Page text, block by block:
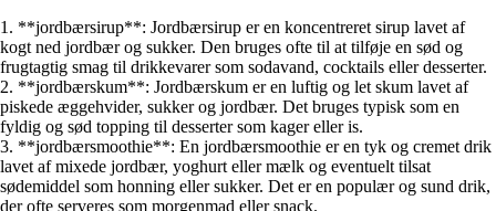
1. **jordbærsirup**: Jordbærsirup er en koncentreret sirup lavet af
kogt ned jordbær og sukker. Den bruges ofte til at tilføje en sød og
frugtagtig smag til drikkevarer som sodavand, cocktails eller desserter.
2. **jordbærskum**: Jordbærskum er en luftig og let skum lavet af
piskede æggehvider, sukker og jordbær. Det bruges typisk som en
fyldig og sød topping til desserter som kager eller is.
3. **jordbærsmoothie**: En jordbærsmoothie er en tyk og cremet drik
lavet af mixede jordbær, yoghurt eller mælk og eventuelt tilsat
sødemiddel som honning eller sukker. Det er en populær og sund drik,
der ofte serveres som morgenmad eller snack.